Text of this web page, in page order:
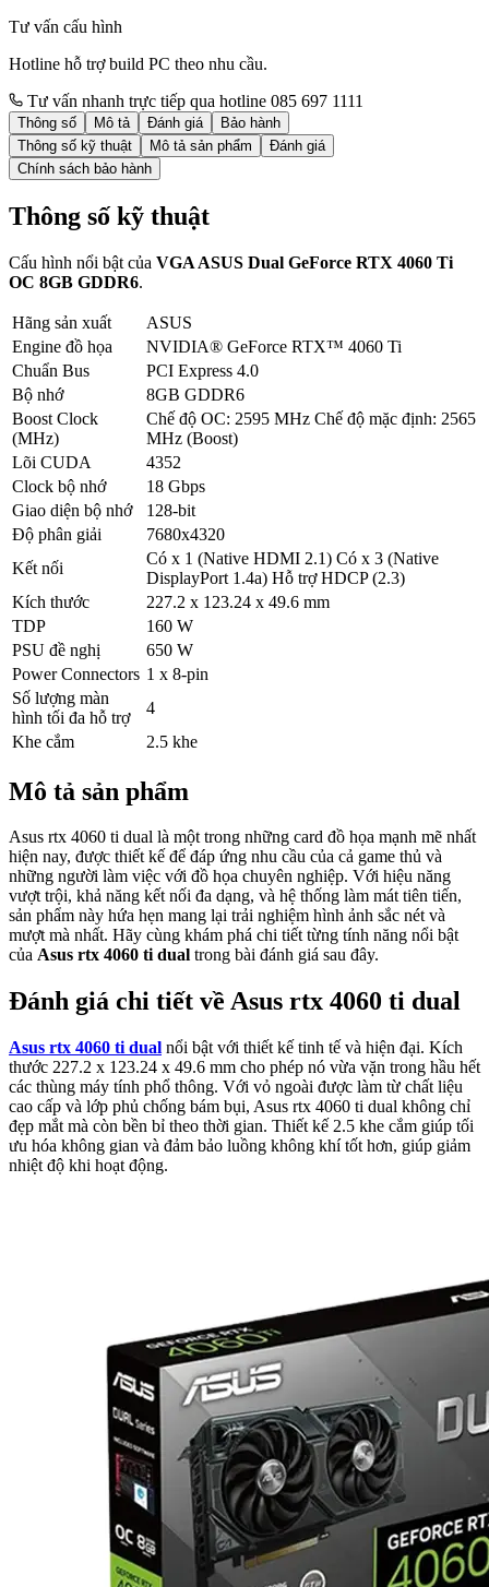
Tư vấn cấu hình
Hotline hỗ trợ build PC theo nhu cầu.
Tư vấn nhanh trực tiếp qua hotline 085 697 1111
Thông số Mô tả Đánh giá
Bảo hành
Thông số kỹ thuật
Mô tả sản phẩm
Đánh giá
Chính sách bảo hành
Thông số kỹ thuật
Cấu hình nổi bật của VGA ASUS Dual GeForce RTX 4060 Ti
OC 8GB GDDR6.
Hãng sản xuất
ASUS
Engine đồ họa
NVIDIA® GeForce RTX™ 4060 Ti
Chuẩn Bus
PCI Express 4.0
Bộ nhớ
8GB GDDR6
Boost Clock
(MHz)
Chế độ OC: 2595 MHz Chế độ mặc định: 2565
MHz (Boost)
Lõi CUDA
4352
Clock bộ nhớ
18 Gbps
Giao diện bộ nhớ
128-bit
Độ phân giải
7680x4320
Kết nối
Có x 1 (Native HDMI 2.1) Có x 3 (Native
DisplayPort 1.4a) Hỗ trợ HDCP (2.3)
Kích thước
227.2 x 123.24 x 49.6 mm
TDP
160 W
PSU đề nghị
650 W
Power Connectors 1 x 8-pin
Số lượng màn
hình tối đa hỗ trợ
4
Khe cắm
2.5 khe
Mô tả sản phẩm
Asus rtx 4060 ti dual là một trong những card đồ họa mạnh mẽ nhất
hiện nay, được thiết kế để đáp ứng nhu cầu của cả game thủ và
những người làm việc với đồ họa chuyên nghiệp. Với hiệu năng
vượt trội, khả năng kết nối đa dạng, và hệ thống làm mát tiên tiến,
sản phẩm này hứa hẹn mang lại trải nghiệm hình ảnh sắc nét và
mượt mà nhất. Hãy cùng khám phá chi tiết từng tính năng nổi bật
của Asus rtx 4060 ti dual trong bài đánh giá sau đây.
Đánh giá chi tiết về Asus rtx 4060 ti dual
Asus rtx 4060 ti dual nổi bật với thiết kế tinh tế và hiện đại. Kích
thước 227.2 x 123.24 x 49.6 mm cho phép nó vừa vặn trong hầu hết
các thùng máy tính phổ thông. Với vỏ ngoài được làm từ chất liệu
cao cấp và lớp phủ chống bám bụi, Asus rtx 4060 ti dual không chỉ
đẹp mắt mà còn bền bỉ theo thời gian. Thiết kế 2.5 khe cắm giúp tối
ưu hóa không gian và đảm bảo luồng không khí tốt hơn, giúp giảm
nhiệt độ khi hoạt động.